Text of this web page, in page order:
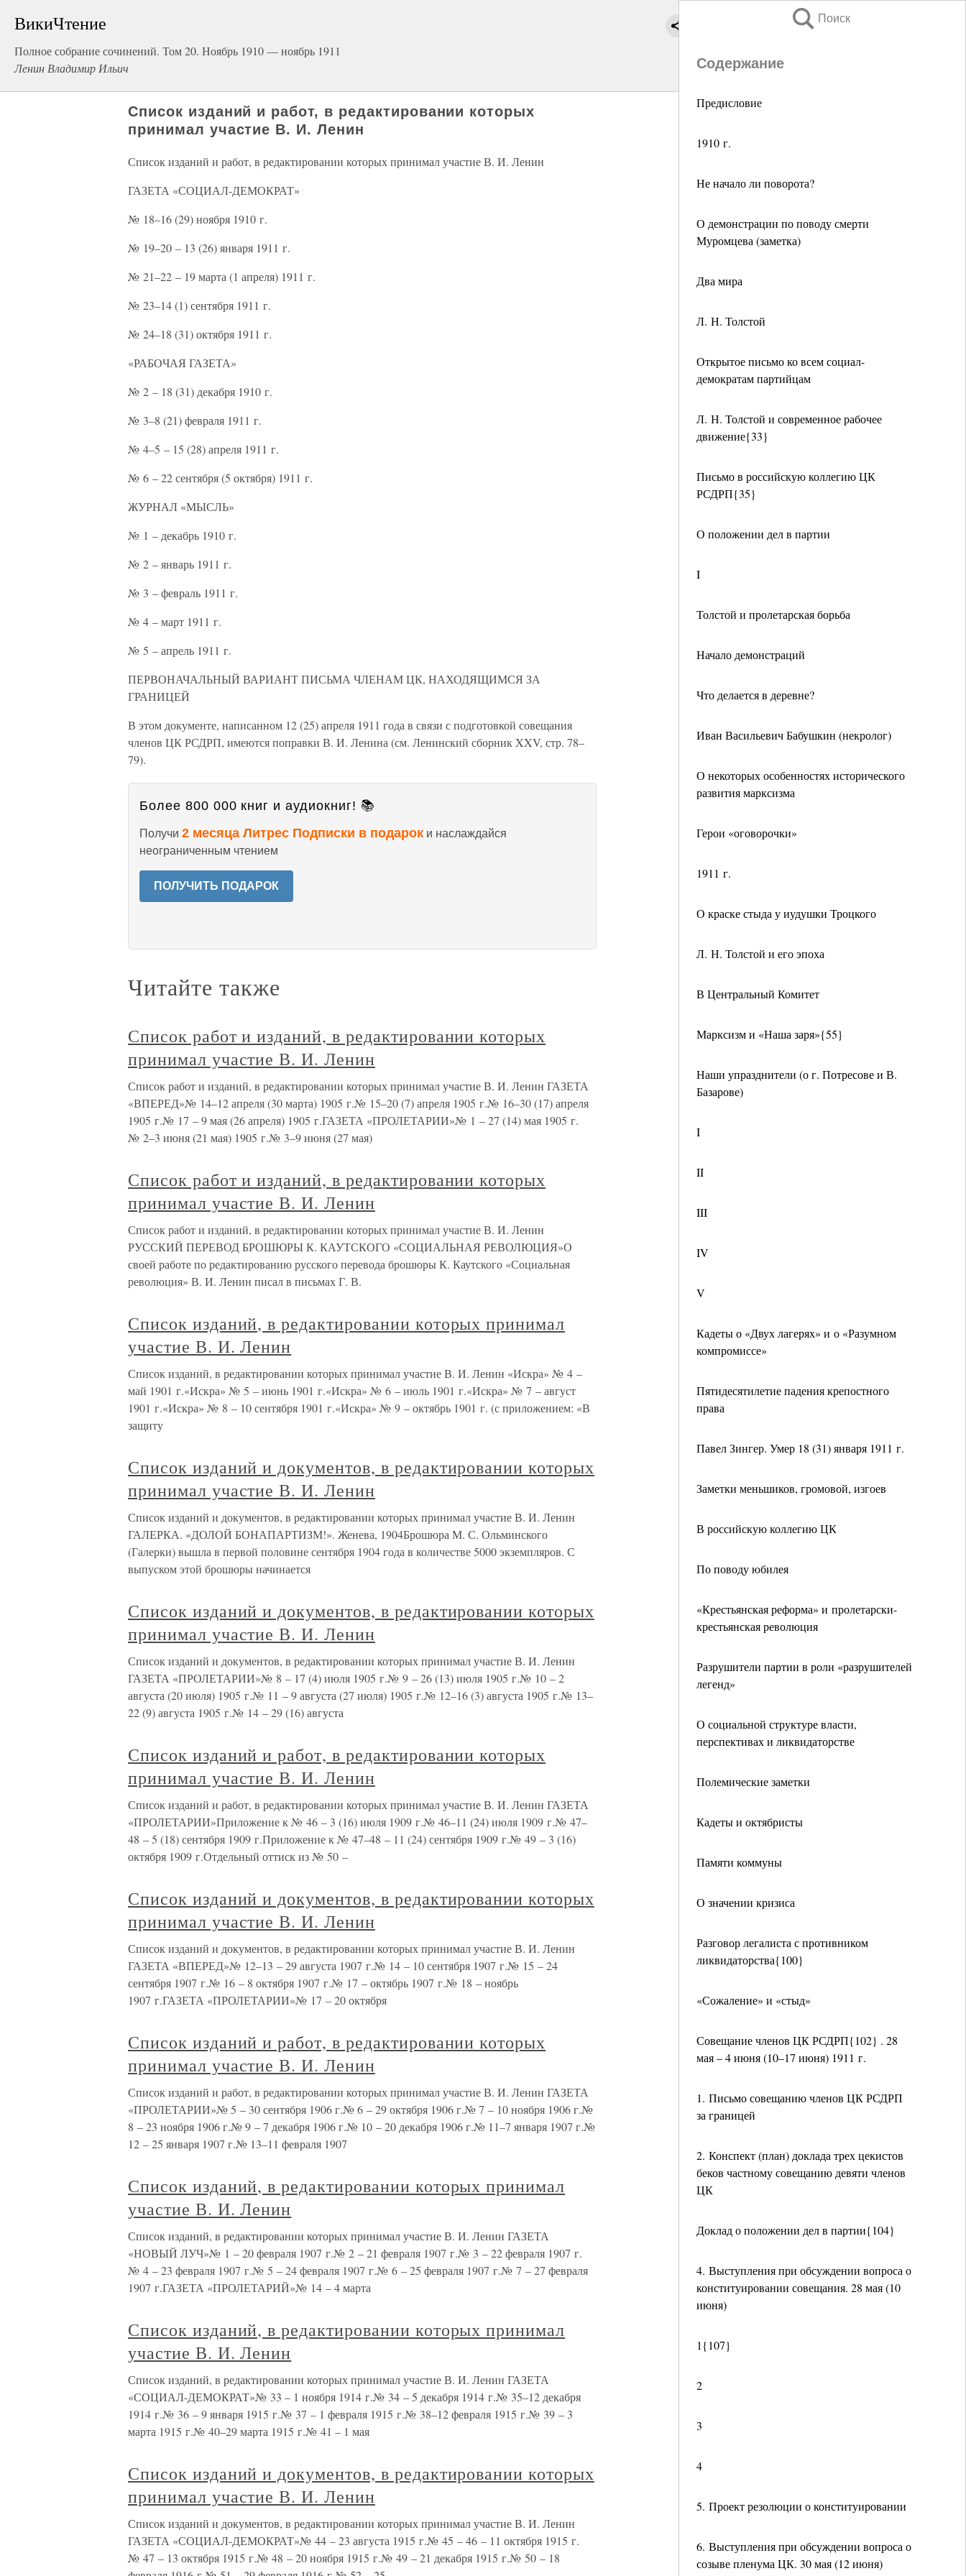
ВикиЧтение
Полное собрание сочинений. Том 20. Ноябрь 1910 — ноябрь 1911
Ленин Владимир Ильич
Поиск
Содержание
Предисловие
1910 г.
Не начало ли поворота?
О демонстрации по поводу смерти
Муромцева (заметка)
Два мира
Л. Н. Толстой
Открытое письмо ко всем социал-
демократам партийцам
Л. Н. Толстой и современное рабочее
движение{33}
Письмо в российскую коллегию ЦК
РСДРП{35}
О положении дел в партии
I
Толстой и пролетарская борьба
Начало демонстраций
Что делается в деревне?
Иван Васильевич Бабушкин (некролог)
О некоторых особенностях исторического
развития марксизма
Герои «оговорочки»
1911 г.
О краске стыда у иудушки Троцкого
Л. Н. Толстой и его эпоха
В Центральный Комитет
Марксизм и «Наша заря»{55}
Наши упразднители (о г. Потресове и В.
Базарове)
I
II
III
IV
V
Кадеты о «Двух лагерях» и о «Разумном
компромиссе»
Пятидесятилетие падения крепостного
права
Павел Зингер. Умер 18 (31) января 1911 г.
Заметки меньшиков, громовой, изгоев
В российскую коллегию ЦК
По поводу юбилея
«Крестьянская реформа» и пролетарски-
крестьянская революция
Разрушители партии в роли «разрушителей
легенд»
О социальной структуре власти,
перспективах и ликвидаторстве
Полемические заметки
Кадеты и октябристы
Памяти коммуны
О значении кризиса
Разговор легалиста с противником
ликвидаторства{100}
«Сожаление» и «стыд»
Совещание членов ЦК РСДРП{102} . 28
мая – 4 июня (10–17 июня) 1911 г.
1. Письмо совещанию членов ЦК РСДРП
за границей
2. Конспект (план) доклада трех цекистов
беков частному совещанию девяти членов
ЦК
Доклад о положении дел в партии{104}
4. Выступления при обсуждении вопроса о
конституировании совещания. 28 мая (10
июня)
1{107}
2
3
4
5. Проект резолюции о конституировании
6. Выступления при обсуждении вопроса о
созыве пленума ЦК. 30 мая (12 июня)
Список изданий и работ, в редактировании которых
принимал участие В. И. Ленин
Список изданий и работ, в редактировании которых принимал участие В. И. Ленин
ГАЗЕТА «СОЦИАЛ-ДЕМОКРАТ»
№ 18–16 (29) ноября 1910 г.
№ 19–20 – 13 (26) января 1911 г.
№ 21–22 – 19 марта (1 апреля) 1911 г.
№ 23–14 (1) сентября 1911 г.
№ 24–18 (31) октября 1911 г.
«РАБОЧАЯ ГАЗЕТА»
№ 2 – 18 (31) декабря 1910 г.
№ 3–8 (21) февраля 1911 г.
№ 4–5 – 15 (28) апреля 1911 г.
№ 6 – 22 сентября (5 октября) 1911 г.
ЖУРНАЛ «МЫСЛЬ»
№ 1 – декабрь 1910 г.
№ 2 – январь 1911 г.
№ 3 – февраль 1911 г.
№ 4 – март 1911 г.
№ 5 – апрель 1911 г.
ПЕРВОНАЧАЛЬНЫЙ ВАРИАНТ ПИСЬМА ЧЛЕНАМ ЦК, НАХОДЯЩИМСЯ ЗА
ГРАНИЦЕЙ
В этом документе, написанном 12 (25) апреля 1911 года в связи с подготовкой совещания
членов ЦК РСДРП, имеются поправки В. И. Ленина (см. Ленинский сборник XXV, стр. 78–
79).
Более 800 000 книг и аудиокниг! 📚
Получи 2 месяца Литрес Подписки в подарок и наслаждайся
неограниченным чтением
ПОЛУЧИТЬ ПОДАРОК
Читайте также
Список работ и изданий, в редактировании которых
принимал участие В. И. Ленин
Список работ и изданий, в редактировании которых принимал участие В. И. Ленин ГАЗЕТА
«ВПЕРЕД»№ 14–12 апреля (30 марта) 1905 г.№ 15–20 (7) апреля 1905 г.№ 16–30 (17) апреля
1905 г.№ 17 – 9 мая (26 апреля) 1905 г.ГАЗЕТА «ПРОЛЕТАРИИ»№ 1 – 27 (14) мая 1905 г.
№ 2–3 июня (21 мая) 1905 г.№ 3–9 июня (27 мая)
Список работ и изданий, в редактировании которых
принимал участие В. И. Ленин
Список работ и изданий, в редактировании которых принимал участие В. И. Ленин
РУССКИЙ ПЕРЕВОД БРОШЮРЫ К. КАУТСКОГО «СОЦИАЛЬНАЯ РЕВОЛЮЦИЯ»О
своей работе по редактированию русского перевода брошюры К. Каутского «Социальная
революция» В. И. Ленин писал в письмах Г. В.
Список изданий, в редактировании которых принимал
участие В. И. Ленин
Список изданий, в редактировании которых принимал участие В. И. Ленин «Искра» № 4 –
май 1901 г.«Искра» № 5 – июнь 1901 г.«Искра» № 6 – июль 1901 г.«Искра» № 7 – август
1901 г.«Искра» № 8 – 10 сентября 1901 г.«Искра» № 9 – октябрь 1901 г. (с приложением: «В
защиту
Список изданий и документов, в редактировании которых
принимал участие В. И. Ленин
Список изданий и документов, в редактировании которых принимал участие В. И. Ленин
ГАЛЕРКА. «ДОЛОЙ БОНАПАРТИЗМ!». Женева, 1904Брошюра М. С. Ольминского
(Галерки) вышла в первой половине сентября 1904 года в количестве 5000 экземпляров. С
выпуском этой брошюры начинается
Список изданий и документов, в редактировании которых
принимал участие В. И. Ленин
Список изданий и документов, в редактировании которых принимал участие В. И. Ленин
ГАЗЕТА «ПРОЛЕТАРИИ»№ 8 – 17 (4) июля 1905 г.№ 9 – 26 (13) июля 1905 г.№ 10 – 2
августа (20 июля) 1905 г.№ 11 – 9 августа (27 июля) 1905 г.№ 12–16 (3) августа 1905 г.№ 13–
22 (9) августа 1905 г.№ 14 – 29 (16) августа
Список изданий и работ, в редактировании которых
принимал участие В. И. Ленин
Список изданий и работ, в редактировании которых принимал участие В. И. Ленин ГАЗЕТА
«ПРОЛЕТАРИИ»Приложение к № 46 – 3 (16) июля 1909 г.№ 46–11 (24) июля 1909 г.№ 47–
48 – 5 (18) сентября 1909 г.Приложение к № 47–48 – 11 (24) сентября 1909 г.№ 49 – 3 (16)
октября 1909 г.Отдельный оттиск из № 50 –
Список изданий и документов, в редактировании которых
принимал участие В. И. Ленин
Список изданий и документов, в редактировании которых принимал участие В. И. Ленин
ГАЗЕТА «ВПЕРЕД»№ 12–13 – 29 августа 1907 г.№ 14 – 10 сентября 1907 г.№ 15 – 24
сентября 1907 г.№ 16 – 8 октября 1907 г.№ 17 – октябрь 1907 г.№ 18 – ноябрь
1907 г.ГАЗЕТА «ПРОЛЕТАРИИ»№ 17 – 20 октября
Список изданий и работ, в редактировании которых
принимал участие В. И. Ленин
Список изданий и работ, в редактировании которых принимал участие В. И. Ленин ГАЗЕТА
«ПРОЛЕТАРИИ»№ 5 – 30 сентября 1906 г.№ 6 – 29 октября 1906 г.№ 7 – 10 ноября 1906 г.№
8 – 23 ноября 1906 г.№ 9 – 7 декабря 1906 г.№ 10 – 20 декабря 1906 г.№ 11–7 января 1907 г.№
12 – 25 января 1907 г.№ 13–11 февраля 1907
Список изданий, в редактировании которых принимал
участие В. И. Ленин
Список изданий, в редактировании которых принимал участие В. И. Ленин ГАЗЕТА
«НОВЫЙ ЛУЧ»№ 1 – 20 февраля 1907 г.№ 2 – 21 февраля 1907 г.№ 3 – 22 февраля 1907 г.
№ 4 – 23 февраля 1907 г.№ 5 – 24 февраля 1907 г.№ 6 – 25 февраля 1907 г.№ 7 – 27 февраля
1907 г.ГАЗЕТА «ПРОЛЕТАРИЙ»№ 14 – 4 марта
Список изданий, в редактировании которых принимал
участие В. И. Ленин
Список изданий, в редактировании которых принимал участие В. И. Ленин ГАЗЕТА
«СОЦИАЛ-ДЕМОКРАТ»№ 33 – 1 ноября 1914 г.№ 34 – 5 декабря 1914 г.№ 35–12 декабря
1914 г.№ 36 – 9 января 1915 г.№ 37 – 1 февраля 1915 г.№ 38–12 февраля 1915 г.№ 39 – 3
марта 1915 г.№ 40–29 марта 1915 г.№ 41 – 1 мая
Список изданий и документов, в редактировании которых
принимал участие В. И. Ленин
Список изданий и документов, в редактировании которых принимал участие В. И. Ленин
ГАЗЕТА «СОЦИАЛ-ДЕМОКРАТ»№ 44 – 23 августа 1915 г.№ 45 – 46 – 11 октября 1915 г.
№ 47 – 13 октября 1915 г.№ 48 – 20 ноября 1915 г.№ 49 – 21 декабря 1915 г.№ 50 – 18